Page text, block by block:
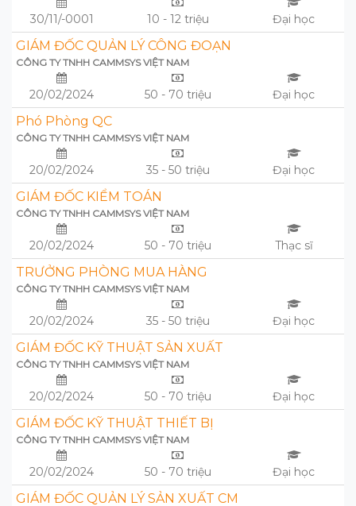
30/11/-0001 10 - 12 triệu Đại học
GIÁM ĐỐC QUẢN LÝ CÔNG ĐOẠN
CÔNG TY TNHH CAMMSYS VIỆT NAM
20/02/2024 50 - 70 triệu Đại học
Phó Phòng QC
CÔNG TY TNHH CAMMSYS VIỆT NAM
20/02/2024 35 - 50 triệu Đại học
GIÁM ĐỐC KIỂM TOÁN
CÔNG TY TNHH CAMMSYS VIỆT NAM
20/02/2024 50 - 70 triệu Thạc sĩ
TRƯỞNG PHÒNG MUA HÀNG
CÔNG TY TNHH CAMMSYS VIỆT NAM
20/02/2024 35 - 50 triệu Đại học
GIÁM ĐỐC KỸ THUẬT SẢN XUẤT
CÔNG TY TNHH CAMMSYS VIỆT NAM
20/02/2024 50 - 70 triệu Đại học
GIÁM ĐỐC KỸ THUẬT THIẾT BỊ
CÔNG TY TNHH CAMMSYS VIỆT NAM
20/02/2024 50 - 70 triệu Đại học
GIÁM ĐỐC QUẢN LÝ SẢN XUẤT CM